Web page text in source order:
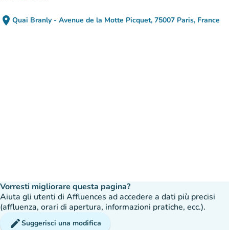
place Quai Branly - Avenue de la Motte Picquet, 75007 Paris, France
(apri in Google Maps)
(nuova scheda)
Vorresti migliorare questa pagina?
Aiuta gli utenti di Affluences ad accedere a dati più precisi
(affluenza, orari di apertura, informazioni pratiche, ecc.).
editSuggerisci una modifica